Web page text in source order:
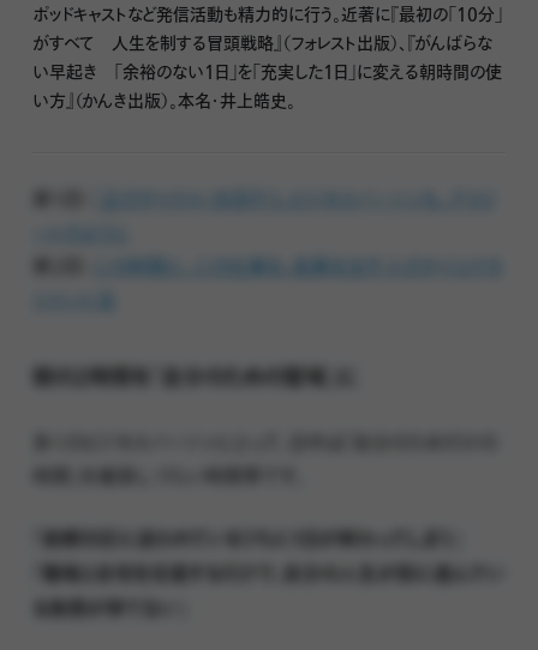
ポッドキャストなど発信活動も精力的に行う。近著に『最初の「10分」
がすべて 人生を制する冒頭戦略』（フォレスト出版）、『がんばらな
い早起き 「余裕のない1日」を「充実した1日」に変える朝時間の使
い方』（かんき出版）。本名・井上皓史。
朝の2時間を「自分のための聖域」に